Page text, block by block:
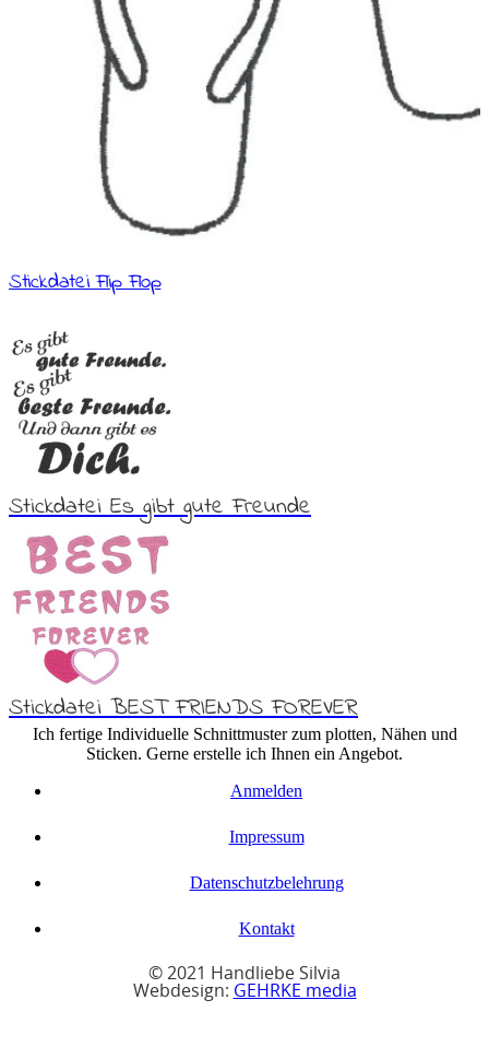
Stickdatei Flip Flop
Stickdatei Es gibt gute Freunde
Stickdatei BEST FRIENDS FOREVER
Ich fertige Individuelle Schnittmuster zum plotten, Nähen und
Sticken. Gerne erstelle ich Ihnen ein Angebot.
Anmelden
Impressum
Datenschutzbelehrung
Kontakt
© 2021 Handliebe Silvia
Webdesign: GEHRKE media